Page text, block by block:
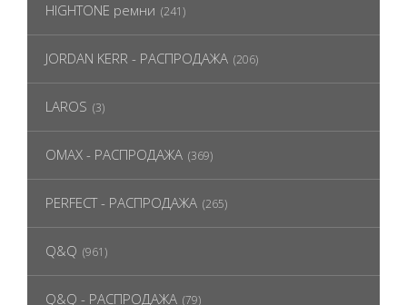
HIGHTONE ремни (241)
JORDAN KERR - РАСПРОДАЖА (206)
LAROS (3)
OMAX - РАСПРОДАЖА (369)
PERFECT - РАСПРОДАЖА (265)
Q&Q (961)
Q&Q - РАСПРОДАЖА (79)